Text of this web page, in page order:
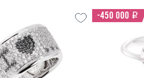
16.75
13.66
золото 750 пробы
-450 000 i
Размер
Вес (г)